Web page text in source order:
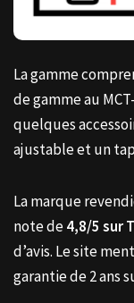
La gamme
de gamme au
quelques
ajustable et un
La marque
note de4,8/5 sur
d’avis. Le site
garantie de 2 ans